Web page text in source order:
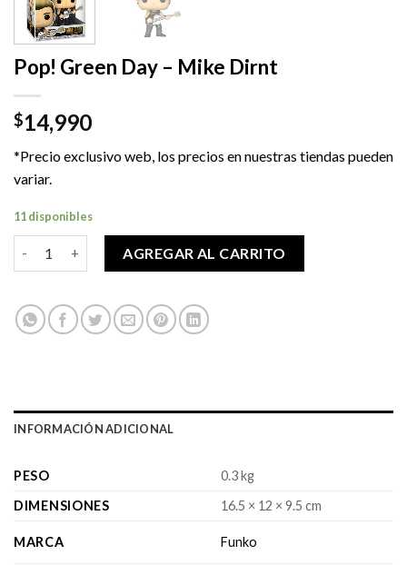
Pop! Green Day – Mike Dirnt
$14,990
*Precio exclusivo web, los precios en nuestras tiendas pueden
variar.
11 disponibles
AGREGAR AL CARRITO
INFORMACIÓN ADICIONAL
PESO
0.3 kg
DIMENSIONES
16.5 × 12 × 9.5 cm
MARCA Funko